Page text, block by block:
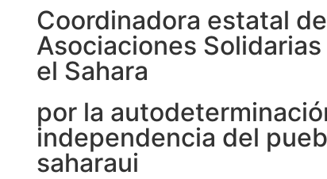
Coordinadora estatal de
Asociaciones Solidarias
el Sahara
por la
independencia del
saharaui